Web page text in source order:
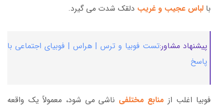
با لباس عجیب و غریب دلقک شدت می گیرد.
پیشنهاد مشاور:تست فوبیا و ترس | هراس | فوبیای اجتماعی با
پاسخ
فوبیا اغلب از منابع مختلفی ناشی می شود، معمولاً یک واقعه